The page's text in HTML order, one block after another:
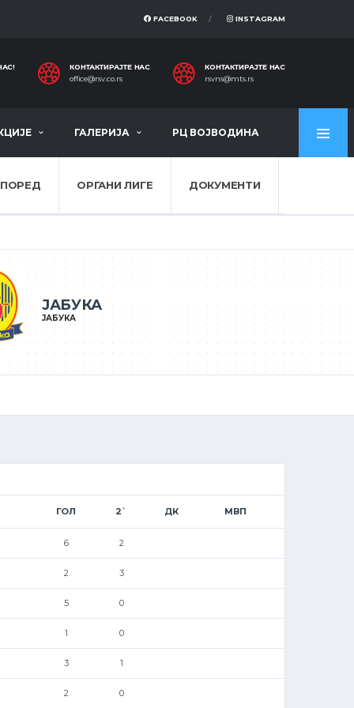
FACEBOOK INSTAGRAM
КОНТАКТИРАЈТЕ НАС
office@rsv.co.rs
КОНТАКТИРАЈТЕ НАС
rsvns@mts.rs
ГАЛЕРИЈА РЦ ВОЈВОДИНА
ОРГАНИ ЛИГЕ ДОКУМЕНТИ
ЈАБУКА
ЈАБУКА
ГОЛ 2` ДК МВП
6 2
2 3
5 0
1 0
3 1
2 0